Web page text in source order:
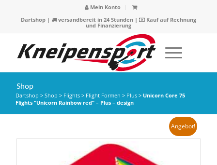
Mein Konto
Dartshop| versandbereit in 24 Stunden |
Kauf auf Rechnung
und Finanzierung
Shop
Dartshop > Shop > Flights> Flight Formen > Plus> Unicorn Core 75
Flights “Unicorn Rainbow red” – Plus – design
Angebot!